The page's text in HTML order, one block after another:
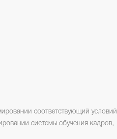
соответствующий условий
системы обучения кадров,